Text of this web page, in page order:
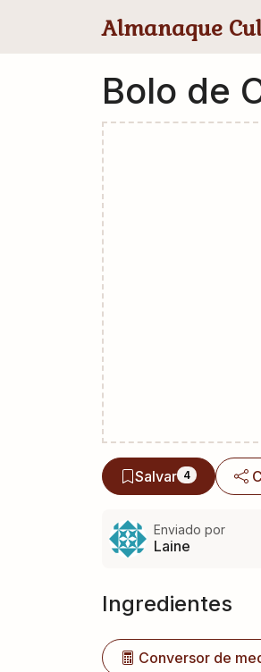
Almanaque
Bolo de
Salvar 4
Enviado por
Laine
Ingredientes
Conversor de